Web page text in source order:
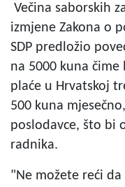
Večina saborskih
izmjene Zakona o
SDP predložio
na 5000 kuna
plaće u Hrvatskoj
500 kuna
poslodavce, što bi
radnika.
"Ne možete reći